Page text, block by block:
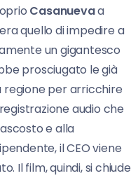
Casanuevaa
quello di impedire a
un gigantesco
prosciugato le già
regione per arricchire
audio che
e alla
il CEO viene
Il film, quindi, si chiude